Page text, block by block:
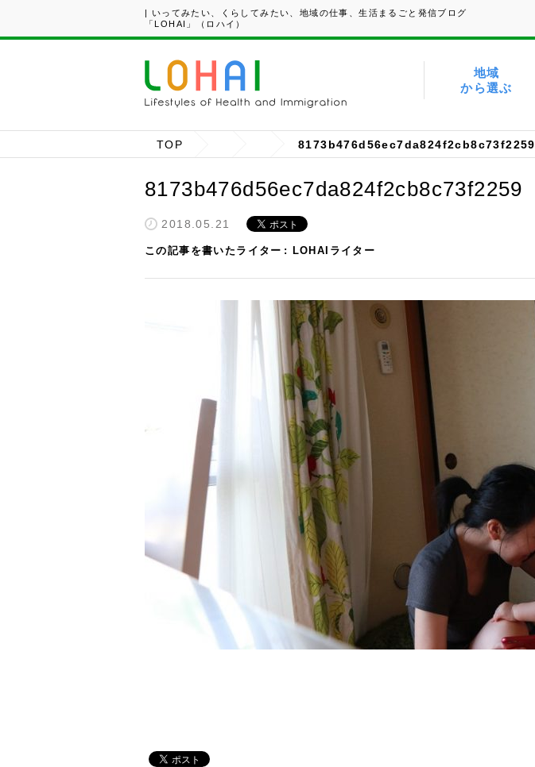
| いってみたい、くらしてみたい、地域の仕事、生活まるごと発信ブログ
「LOHAI」（ロハイ）
地域
から選ぶ
TOP 8173b476d56ec7da824f2cb8c73f2259
8173b476d56ec7da824f2cb8c73f2259
2018.05.21
この記事を書いたライター LOHAIライター